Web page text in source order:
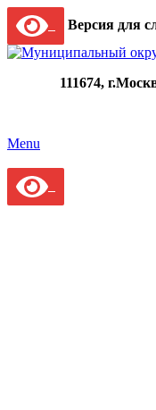
Версия для
111674,
Menu